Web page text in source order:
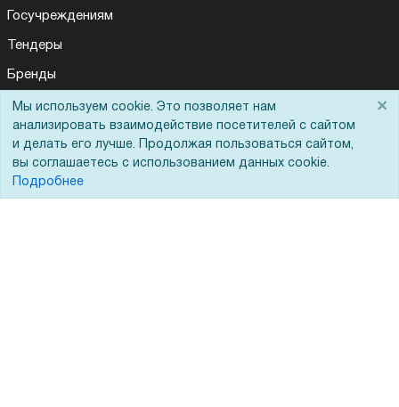
Госучреждениям
Тендеры
Бренды
ЭДО
Помощь
Мы используем cookie. Это позволяет нам
анализировать взаимодействие посетителей с сайтом
и делать его лучше. Продолжая пользоваться сайтом,
вы соглашаетесь с использованием данных cookie.
Подробнее
×